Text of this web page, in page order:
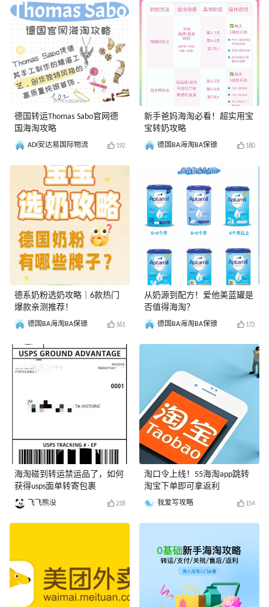
德国转运Thomas Sabo官网德
国海淘攻略
ADI安达易国际物流 192
德系奶粉选奶攻略｜6款热门
爆款亲测推荐！
德国BA海淘BA保镖 161
海淘碰到转运禁运品了，如何
获得usps面单转寄包裹
飞飞熊没 218
新手爸妈海淘必看！超实用宝
宝转奶攻略
德国BA海淘BA保镖 180
从奶源到配方！爱他美蓝罐是
否值得海淘？
德国BA海淘BA保镖 172
淘口令上线！55海淘app跳转
淘宝下单即可拿返利
我爱写攻略 154